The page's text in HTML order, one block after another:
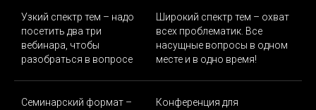
Узкий спектр тем – надо
посетить два три
вебинара, чтобы
разобраться в вопросе
Широкий спектр тем – охват
всех проблематик. Все
насущные вопросы в одном
месте и в одно время!
Семинарский формат –
Конференция для